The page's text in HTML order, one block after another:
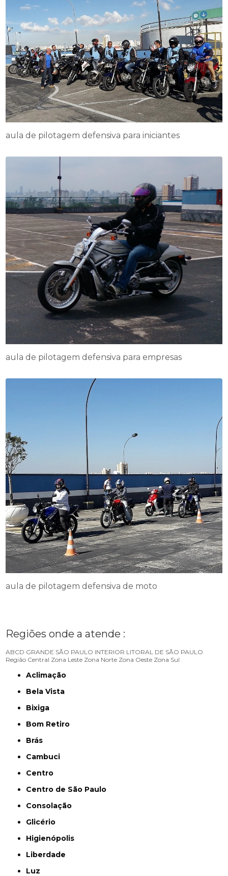
aula de pilotagem defensiva para iniciantes
aula de pilotagem defensiva para empresas
aula de pilotagem defensiva de moto
Regiões onde a atende :
ABCD GRANDE SÃO PAULO INTERIOR LITORAL DE SÃO PAULO
Região Central Zona Leste Zona Norte Zona Oeste Zona Sul
Aclimação
Bela Vista
Bixiga
Bom Retiro
Brás
Cambuci
Centro
Centro de São Paulo
Consolação
Glicério
Higienópolis
Liberdade
Luz